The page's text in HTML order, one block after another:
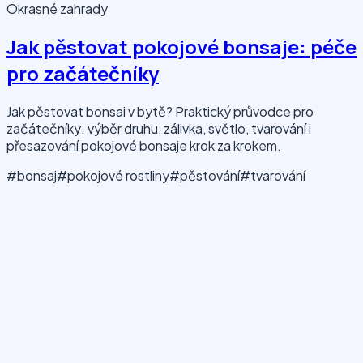
Okrasné zahrady
Jak pěstovat pokojové bonsaje: péče
pro začátečníky
Jak pěstovat bonsai v bytě? Praktický průvodce pro
začátečníky: výběr druhu, zálivka, světlo, tvarování i
přesazování pokojové bonsaje krok za krokem.
#bonsaj#pokojové rostliny#pěstování#tvarování